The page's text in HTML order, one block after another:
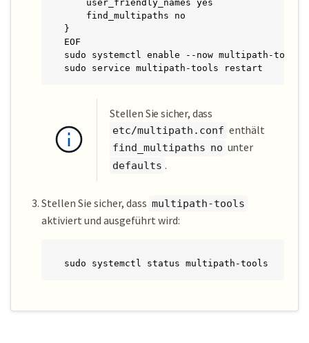
    user_friendly_names yes
    find_multipaths no
}
EOF
sudo systemctl enable --now multipath-
sudo service multipath-tools restart
Stellen Sie sicher, dass
etc/multipath.conf enthält
find_multipaths no unter
defaults .
Stellen Sie sicher, dass multipath-tools
aktiviert und ausgeführt wird:
sudo systemctl status multipath-tools